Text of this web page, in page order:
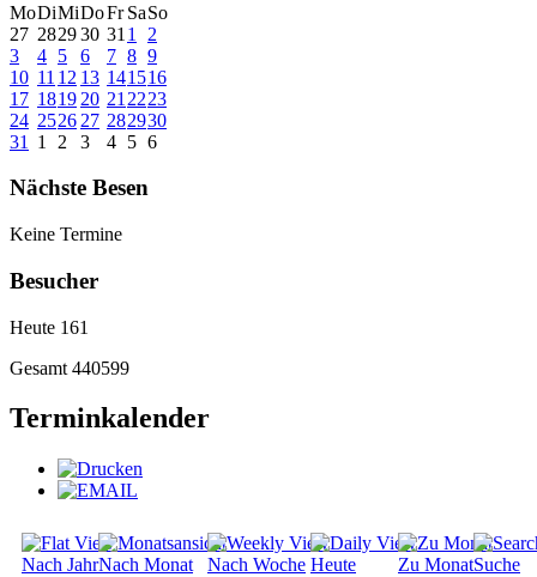
MoDiMiDoFr SaSo
27 282930 31 1
2
3
4 5 6 7 8 9
10 11 12 13 141516
17 1819 20 21 2223
24 2526 27 282930
31
1 2 3 4 5 6
Nächste Besen
Keine Termine
Besucher
Heute 161
Gesamt 440599
Terminkalender
Nach JahrNach Monat Nach Woche Heute Zu MonatSuche